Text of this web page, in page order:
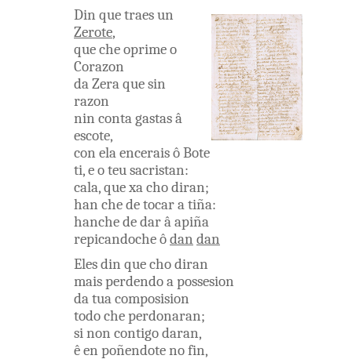
Din quetraesun
Zerote,
quecheoprimeo
Corazon
daZeraquesin
razon
nin contagastasâ
escote,
con elaenceraisôBote
ti,eoteusacristan:
cala,quexachodiran;
han chedetocaratiña:
hanchededarâapiña
repicandocheôdan dan
Elesdin quechodiran
maisperdendoapossesion
datuacomposision
todocheperdonaran;
sinon contigodaran,
êen poñendotenofin,